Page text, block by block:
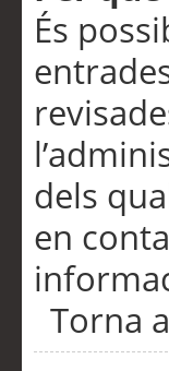
És
dels
en
Torna